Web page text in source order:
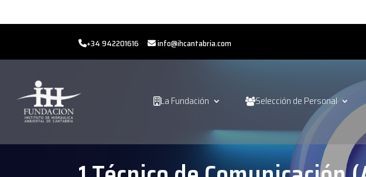
+34 942201616 info@ihcantabria.com
La Fundación Selección de Personal